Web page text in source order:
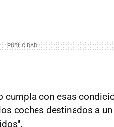
cumpla con esas
coches destinados a